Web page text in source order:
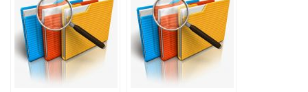
thuộc diện khó khăn và
gia đình chính sách
Thành phố mang tên
Bác
triển khai thực hiện